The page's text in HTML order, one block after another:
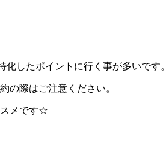
したポイントに行く事が多いです。
の際はご注意ください。
スメです☆